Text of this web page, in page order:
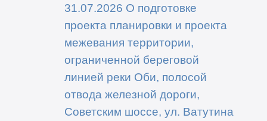
31.07.2026 О подготовке
проекта планировки и проекта
межевания территории,
ограниченной береговой
линией реки Оби, полосой
отвода железной дороги,
Советским шоссе, ул. Ватутина